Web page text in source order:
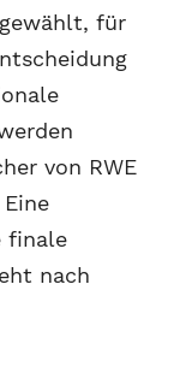
für
von RWE
finale
nach